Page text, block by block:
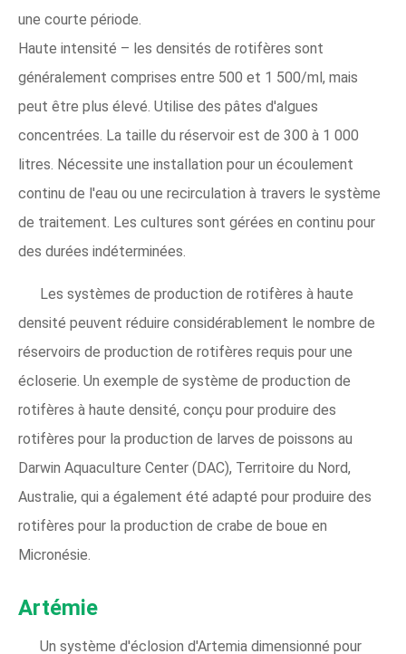
une courte période.
Haute intensité – les densités de rotifères sont
généralement comprises entre 500 et 1 500/ml, mais
peut être plus élevé. Utilise des pâtes d'algues
concentrées. La taille du réservoir est de 300 à 1 000
litres. Nécessite une installation pour un écoulement
continu de l'eau ou une recirculation à travers le système
de traitement. Les cultures sont gérées en continu pour
des durées indéterminées.
Les systèmes de production de rotifères à haute
densité peuvent réduire considérablement le nombre de
réservoirs de production de rotifères requis pour une
écloserie. Un exemple de système de production de
rotifères à haute densité, conçu pour produire des
rotifères pour la production de larves de poissons au
Darwin Aquaculture Center (DAC), Territoire du Nord,
Australie, qui a également été adapté pour produire des
rotifères pour la production de crabe de boue en
Micronésie.
Artémie
Un système d'éclosion d'Artemia dimensionné pour